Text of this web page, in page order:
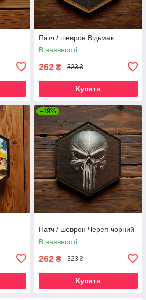
Патч / шеврон Відьмак
В наявності
262 ₴ 323 ₴
Купити
–19%
Патч / шеврон Череп чорний
В наявності
262 ₴ 323 ₴
Купити